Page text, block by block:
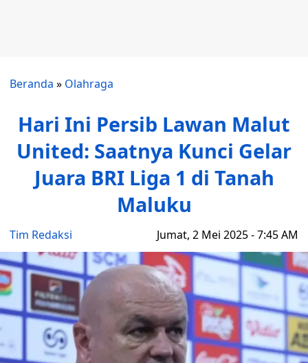
Beranda » Olahraga
Hari Ini Persib Lawan Malut
United: Saatnya Kunci Gelar
Juara BRI Liga 1 di Tanah
Maluku
Tim Redaksi Jumat, 2 Mei 2025 - 7:45 AM